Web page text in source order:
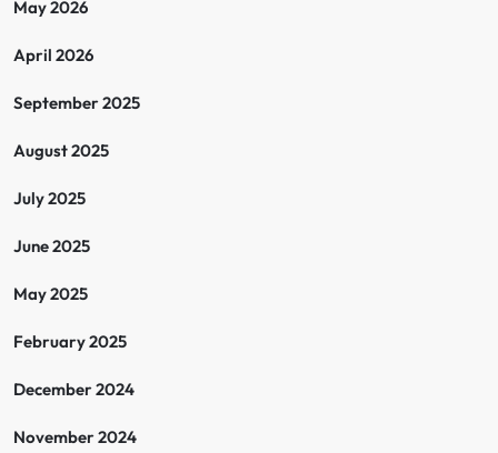
n
a
t
i
o
n
May 2026
April 2026
September 2025
August 2025
July 2025
June 2025
May 2025
February 2025
December 2024
November 2024